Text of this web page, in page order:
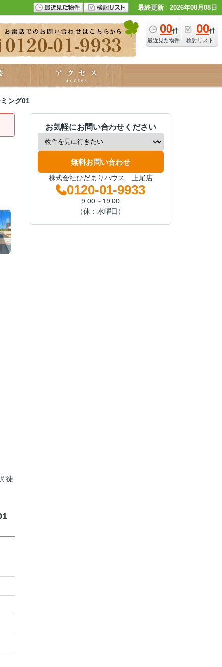
最終更新：2026年08月08日
00件
最近見た物件
00件
検討リスト
ング01
徒
お気軽にお問い合わせください
無料お問い合わせ
株式会社ひだまりハウス 上尾店
0120-01-9933
9:00～19:00
（休：水曜日）